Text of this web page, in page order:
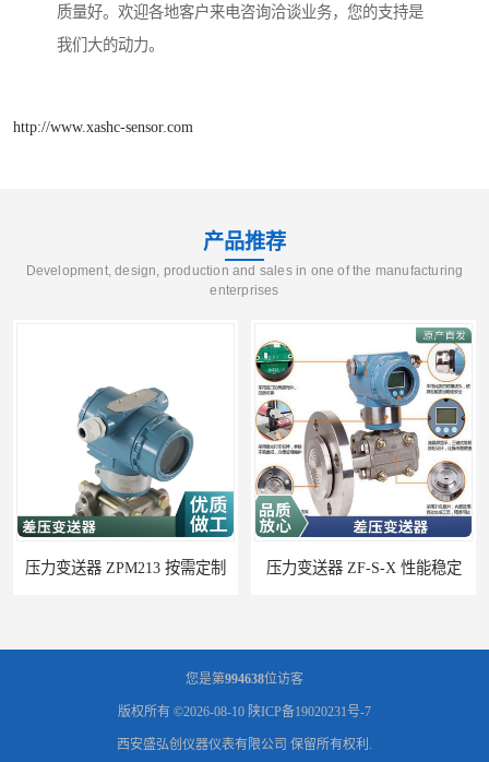
质量好。欢迎各地客户来电咨询洽谈业务，您的支持是
我们大的动力。
http://www.xashc-sensor.com
产品推荐
Development, design, production and sales in one of the manufacturing
enterprises
压力变送器 ZF-S-X 性能稳定
您是第994638位访客
版权所有 ©2026-08-10 陕ICP备19020231号-7
西安盛弘创仪器仪表有限公司 保留所有权利.